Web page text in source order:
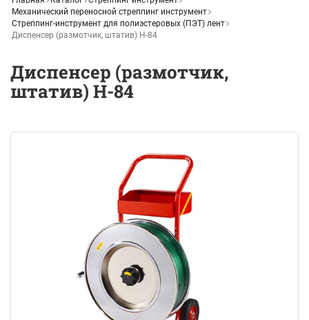
Механический переносной стреппинг инструмент
Стреппинг-инструмент для полиэстеровых (ПЭТ) лент
Диспенсер (размотчик, штатив) Н-84
Диспенсер (размотчик,
штатив) Н-84